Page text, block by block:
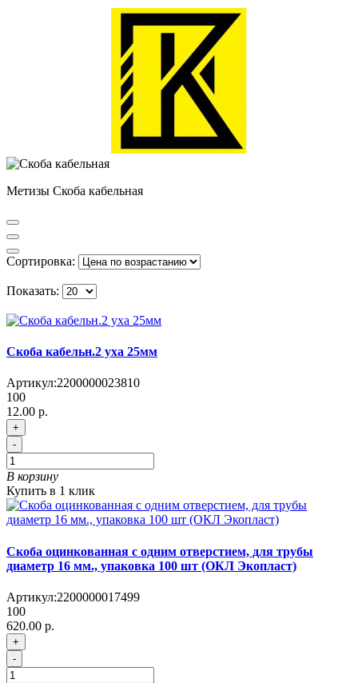
Метизы Скоба кабельная
Сортировка:
Показать:
Скоба кабельн.2 уха 25мм
Артикул:2200000023810
100
12.00 р.
+
-
В корзину
Купить в 1 клик
Скоба оцинкованная с одним отверстием, для трубы
диаметр 16 мм., упаковка 100 шт (ОКЛ Экопласт)
Артикул:2200000017499
100
620.00 р.
+
-